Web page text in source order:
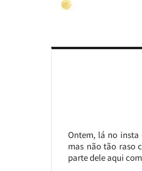
Ontem, lá no insta
mas não tão raso
parte dele aqui